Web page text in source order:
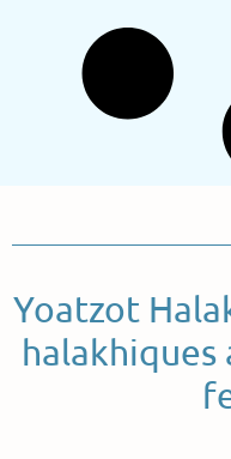
Yoatzot
halakhiques